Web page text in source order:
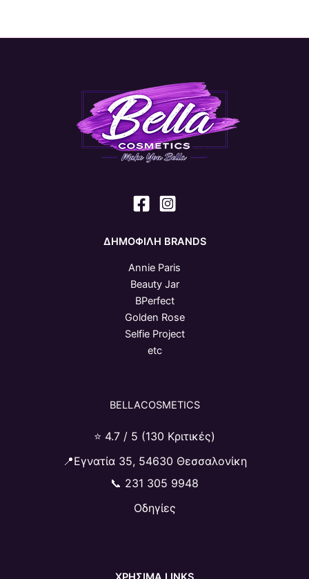
ΔΗΜΟΦΙΛΗ BRANDS
Annie Paris
Beauty Jar
BPerfect
Golden Rose
Selfie Project
etc
BELLACOSMETICS
⭐ 4.7 / 5 (130 Κριτικές)
📍Εγνατία 35, 54630 Θεσσαλονίκη
📞 231 305 9948
Οδηγίες